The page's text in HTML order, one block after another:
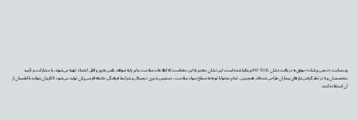
وب‌سایت «دیجی‌پزشک» موفق به دریافت نشان PIF TICK بریتانیا شده است. این نشان معتبر به این معناست که اطلاعات سلامت ما بر پایه شواهد علمی به‌روز و قابل اعتماد تهیه می‌شوند، با مشارکت و تأیید
متخصصان و با در نظر گرفتن نیازهای بیماران طراحی شده‌اند. همچنین، تمام محتوا با توجه به سطح سواد سلامت، دسترس‌پذیری دیجیتال و شرایط فرهنگی جامعه فارسی‌زبان تولید می‌شود تا کاربران بتوانند با اطمینان از
آن استفاده کنند.